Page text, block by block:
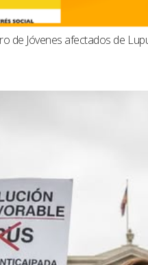
de Jóvenes afectados de